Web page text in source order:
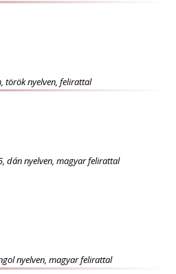
török nyelven, felirattal
dán nyelven, magyar felirattal
nyelven, magyar felirattal